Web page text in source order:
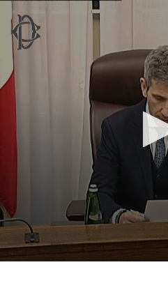
Vai al contenuto principale
WebTV Camera
Vai al menu di navigazione
Contenuto
Fine contenuto
Vai al contenuto principale Vai al